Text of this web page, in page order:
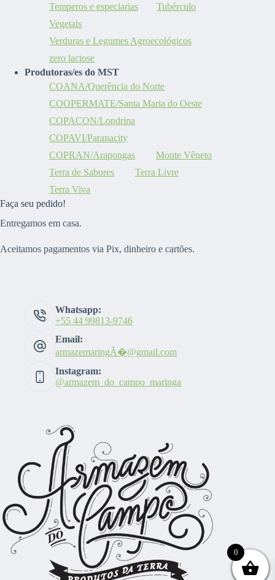
Temperos e especiarias
Tubérculo
Vegetais
Verduras e Legumes Agroecológicos
zero lactose
Produtoras/es do MST
COANA/Querência do Norte
COOPERMATE/Santa Maria do Oeste
COPACON/Londrina
COPAVI/Paranacity
COPRAN/Arapongas
Monte Vêneto
Terra de Sabores
Terra Livre
Terra Viva
Faça seu pedido!
Entregamos em casa.
Aceitamos pagamentos via Pix, dinheiro e cartões.
Whatsapp:
+55 44 99813-9746
Email:
armazemaringÃ�@gmail.com
Instagram:
@armazem_do_campo_maringa
0